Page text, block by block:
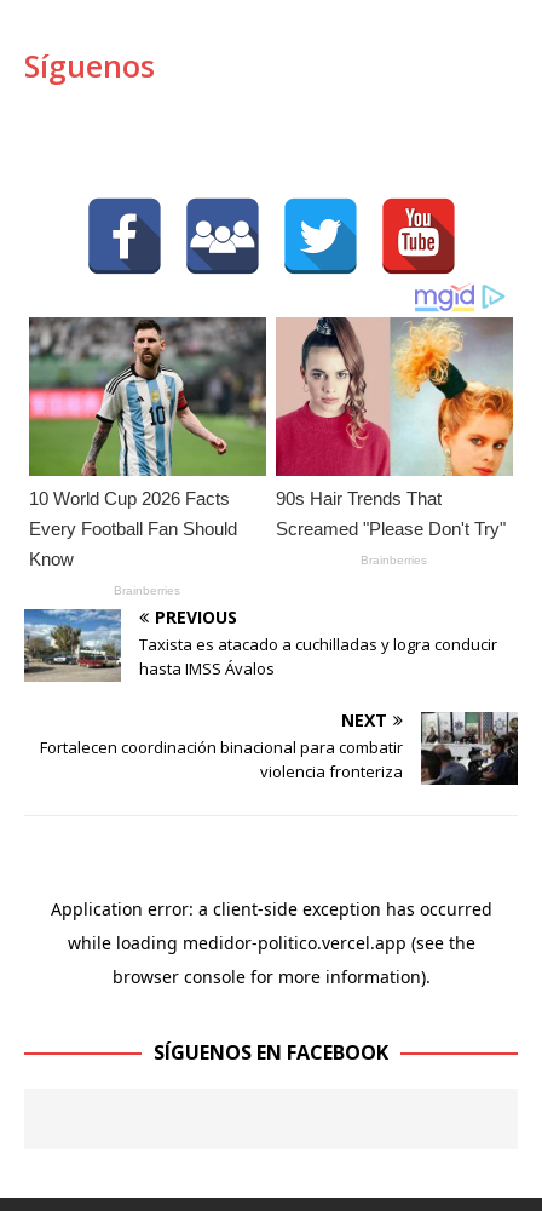
Síguenos
PREVIOUS
Taxista es atacado a cuchilladas y logra conducir
hasta IMSS Ávalos
NEXT
Fortalecen coordinación binacional para combatir
violencia fronteriza
SÍGUENOS EN FACEBOOK